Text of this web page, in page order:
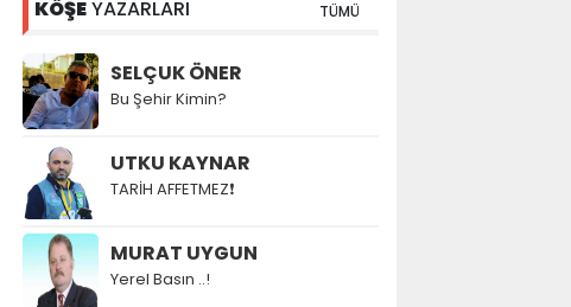
KÖŞEYAZARLARI TÜMÜ
SELÇUK ÖNER
Bu Şehir Kimin?
UTKU KAYNAR
TARİH AFFETMEZ❗
MURAT UYGUN
Yerel Basın ..!